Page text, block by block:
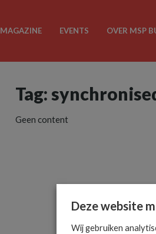
MAGAZINE EVENTS OVER MSP
Tag:
Geen content
Deze website
Wij gebruiken